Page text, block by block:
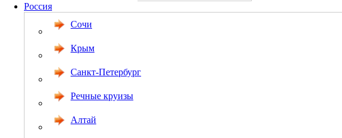
Россия
Сочи
Крым
Санкт-Петербург
Речные круизы
Алтай